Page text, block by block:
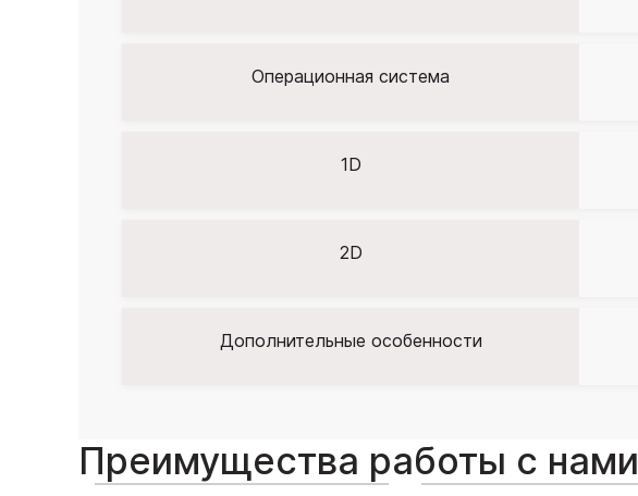
Операционная система
1D
2D
Дополнительные особенности
Преимущества работы с нами